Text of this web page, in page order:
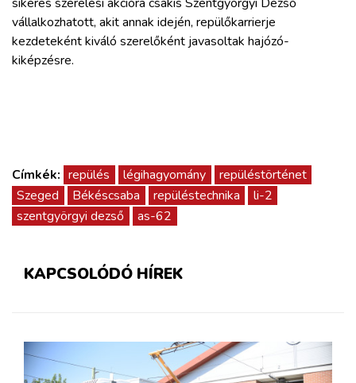
vállalkozhatott, akit annak idején, repülőkarrierje
kezdeteként kiváló szerelőként javasoltak hajózó-
kiképzésre.
Címkék: repülés légihagyomány
repüléstörténet
Szeged
Békéscsaba repüléstechnika
li-2
szentgyörgyi dezső
as-62
KAPCSOLÓDÓ HÍREK